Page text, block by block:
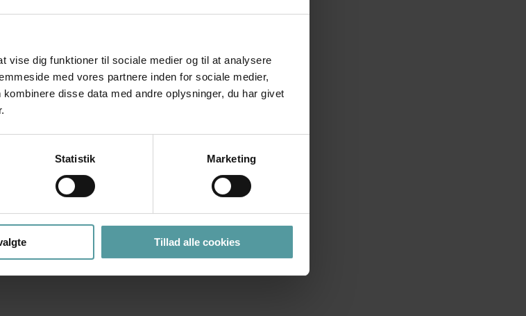
vise dig funktioner til sociale medier og til at analysere
med vores partnere inden for sociale medier,
disse data med andre oplysninger, du har givet
Statistik Marketing
Tillad alle cookies